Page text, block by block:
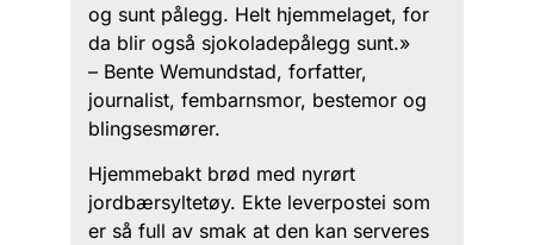
og sunt pålegg. Helt hjemmelaget, for
da blir også sjokoladepålegg sunt.»
– Bente Wemundstad, forfatter,
journalist, fembarnsmor, bestemor og
blingsesmører.
Hjemmebakt brød med nyrørt
jordbærsyltetøy. Ekte leverpostei som
er så full av smak at den kan serveres